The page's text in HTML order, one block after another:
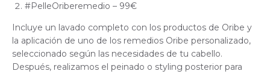
#PelleOriberemedio – 99€
Incluye un lavado completo con los productos de Oribe y
la aplicación de uno de los remedios Oribe personalizado,
seleccionado según las necesidades de tu cabello.
Después, realizamos el peinado o styling posterior para